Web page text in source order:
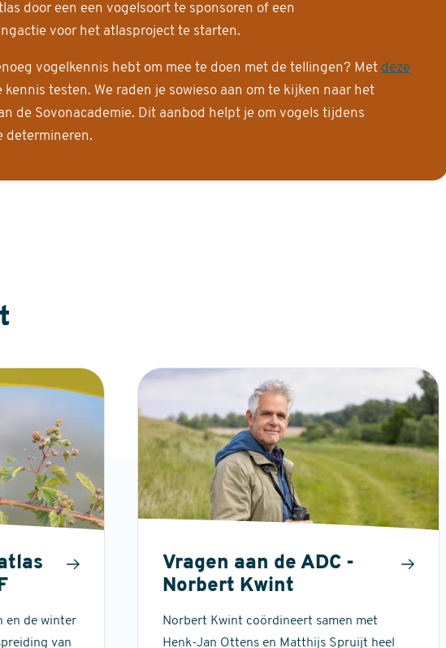
door een een vogelsoort te sponsoren of een
voor het atlasproject te starten.
vogelkennis hebt om mee te doen met de tellingen? Met deze
kennis testen. We raden je sowieso aan om te kijken naar het
de Sovonacademie. Dit aanbod helpt je om vogels tijdens
determineren.
en de winter
van
Vragen aan de ADC -
Norbert Kwint
Norbert Kwint coördineert samen met
Henk-Jan Ottens en Matthijs Spruijt heel